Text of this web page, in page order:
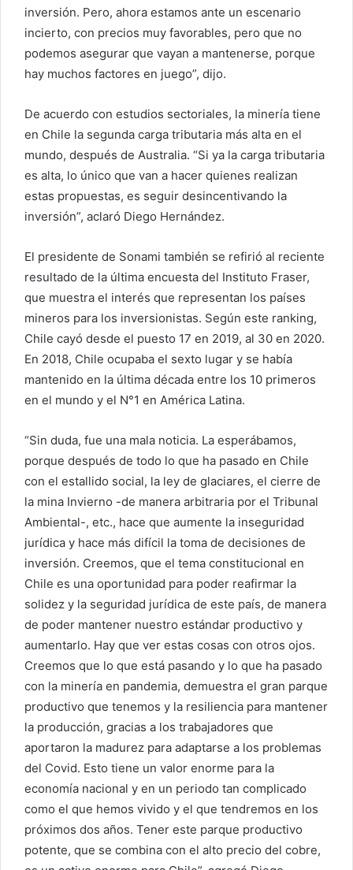
inversión. Pero, ahora estamos ante un escenario
incierto, con precios muy favorables, pero que no
podemos asegurar que vayan a mantenerse, porque
hay muchos factores en juego”, dijo.
De acuerdo con estudios sectoriales, la minería tiene
en Chile la segunda carga tributaria más alta en el
mundo, después de Australia. “Si ya la carga tributaria
es alta, lo único que van a hacer quienes realizan
estas propuestas, es seguir desincentivando la
inversión”, aclaró Diego Hernández.
El presidente de Sonami también se refirió al reciente
resultado de la última encuesta del Instituto Fraser,
que muestra el interés que representan los países
mineros para los inversionistas. Según este ranking,
Chile cayó desde el puesto 17 en 2019, al 30 en 2020.
En 2018, Chile ocupaba el sexto lugar y se había
mantenido en la última década entre los 10 primeros
en el mundo y el N°1 en América Latina.
“Sin duda, fue una mala noticia. La esperábamos,
porque después de todo lo que ha pasado en Chile
con el estallido social, la ley de glaciares, el cierre de
la mina Invierno -de manera arbitraria por el Tribunal
Ambiental-, etc., hace que aumente la inseguridad
jurídica y hace más difícil la toma de decisiones de
inversión. Creemos, que el tema constitucional en
Chile es una oportunidad para poder reafirmar la
solidez y la seguridad jurídica de este país, de manera
de poder mantener nuestro estándar productivo y
aumentarlo. Hay que ver estas cosas con otros ojos.
Creemos que lo que está pasando y lo que ha pasado
con la minería en pandemia, demuestra el gran parque
productivo que tenemos y la resiliencia para mantener
la producción, gracias a los trabajadores que
aportaron la madurez para adaptarse a los problemas
del Covid. Esto tiene un valor enorme para la
economía nacional y en un periodo tan complicado
como el que hemos vivido y el que tendremos en los
próximos dos años. Tener este parque productivo
potente, que se combina con el alto precio del cobre,